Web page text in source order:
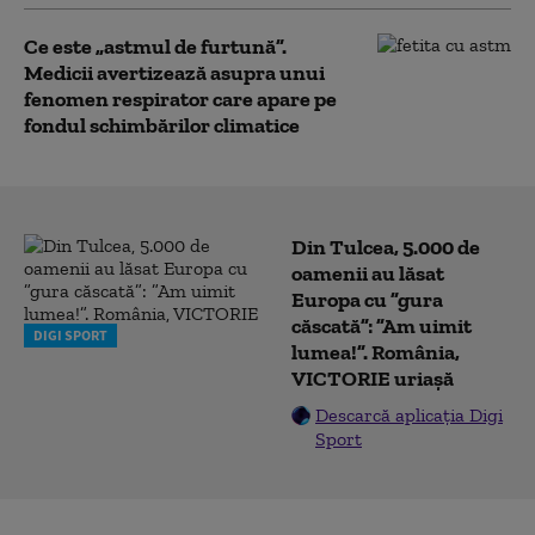
Ce este „astmul de furtună”.
Medicii avertizează asupra unui
fenomen respirator care apare pe
fondul schimbărilor climatice
DIGI SPORT
Din Tulcea, 5.000 de
oamenii au lăsat
Europa cu ”gura
căscată”: ”Am uimit
lumea!”. România,
VICTORIE uriașă
Descarcă aplicația Digi
Sport